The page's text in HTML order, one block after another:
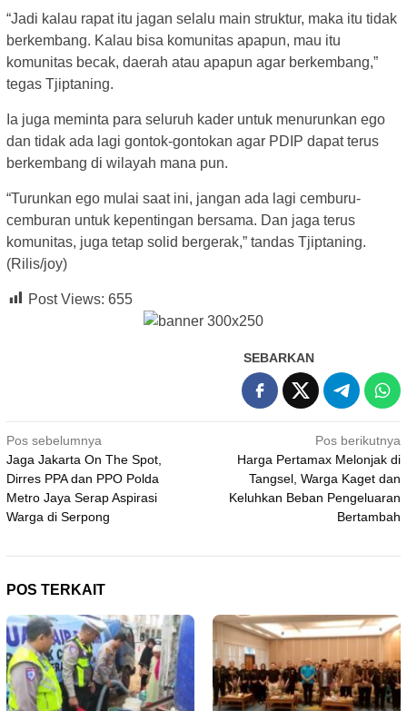
“Jadi kalau rapat itu jagan selalu main struktur, maka itu tidak
berkembang. Kalau bisa komunitas apapun, mau itu
komunitas becak, daerah atau apapun agar berkembang,”
tegas Tjiptaning.
Ia juga meminta para seluruh kader untuk menurunkan ego
dan tidak ada lagi gontok-gontokan agar PDIP dapat terus
berkembang di wilayah mana pun.
“Turunkan ego mulai saat ini, jangan ada lagi cemburu-
cemburan untuk kepentingan bersama. Dan jaga terus
komunitas, juga tetap solid bergerak,” tandas Tjiptaning.
(Rilis/joy)
Post Views: 655
SEBARKAN
Navigasi
pos
Pos sebelumnya
Jaga Jakarta On The Spot,
Dirres PPA dan PPO Polda
Metro Jaya Serap Aspirasi
Warga di Serpong
Pos berikutnya
Harga Pertamax Melonjak di
Tangsel, Warga Kaget dan
Keluhkan Beban Pengeluaran
Bertambah
POS TERKAIT